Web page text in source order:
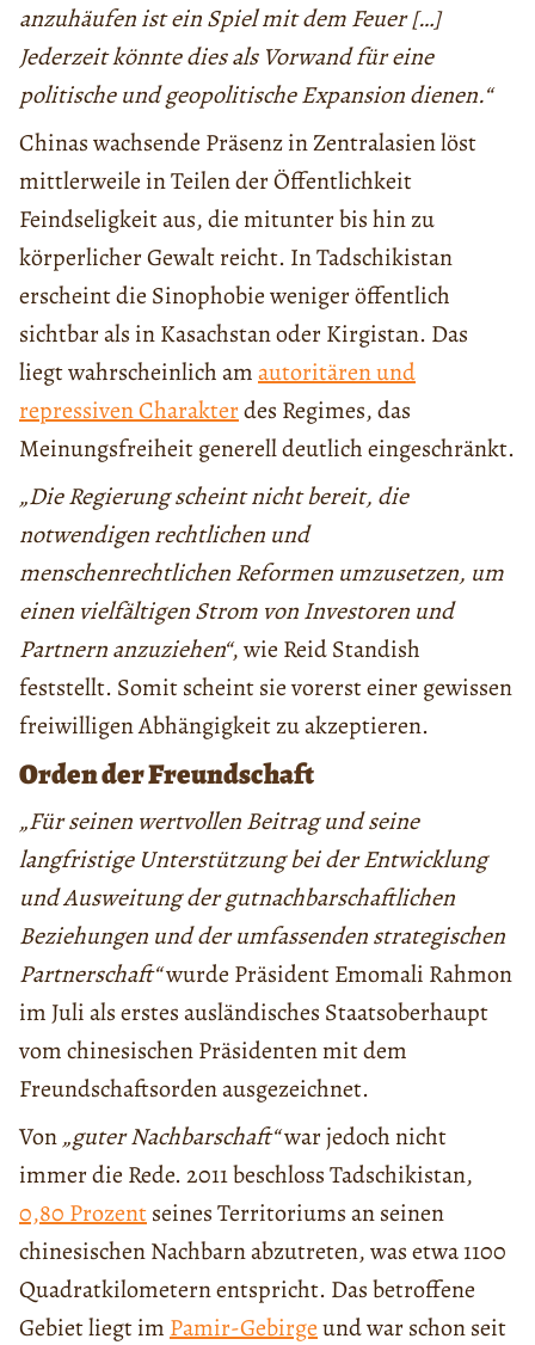
anzuhäufen ist ein Spiel mit dem Feuer […]
Jederzeit könnte dies als Vorwand für eine
politische und geopolitische Expansion dienen.“
Chinas wachsende Präsenz in Zentralasien löst
mittlerweile in Teilen der Öffentlichkeit
Feindseligkeit aus, die mitunter bis hin zu
körperlicher Gewalt reicht. In Tadschikistan
erscheint die Sinophobie weniger öffentlich
sichtbar als in Kasachstan oder Kirgistan. Das
liegt wahrscheinlich amautoritären und
repressiven Charakterdes Regimes, das
Meinungsfreiheit generell deutlich eingeschränkt.
„Die Regierung scheint nicht bereit, die
notwendigen rechtlichen und
menschenrechtlichen Reformen umzusetzen, um
einen vielfältigen Strom von Investoren und
Partnern anzuziehen“, wie Reid Standish
feststellt. Somit scheint sie vorerst einer gewissen
freiwilligen Abhängigkeit zu akzeptieren.
Orden der Freundschaft
„Für seinen wertvollen Beitrag und seine
langfristige Unterstützung bei der Entwicklung
und Ausweitung der gutnachbarschaftlichen
Beziehungen und der umfassenden strategischen
Partnerschaft“wurde Präsident Emomali Rahmon
im Juli als erstes ausländisches Staatsoberhaupt
vom chinesischen Präsidenten mit dem
Freundschaftsorden ausgezeichnet.
Von„guter Nachbarschaft“war jedoch nicht
immer die Rede. 2011 beschloss Tadschikistan,
0,80 Prozentseines Territoriums an seinen
chinesischen Nachbarn abzutreten, was etwa 1100
Quadratkilometern entspricht. Das betroffene
Gebiet liegt im Pamir-Gebirgeund war schon seit